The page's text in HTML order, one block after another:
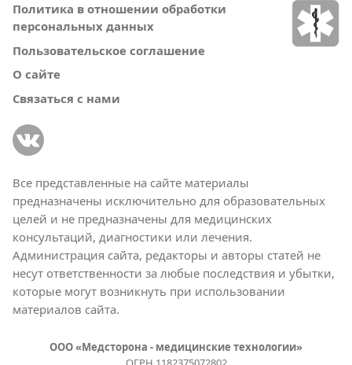
Политика в отношении обработки
персональных данных
Пользовательское соглашение
О сайте
Связаться с нами
Все представленные на сайте материалы
предназначены исключительно для образовательных
целей и не предназначены для медицинских
консультаций, диагностики или лечения.
Администрация сайта, редакторы и авторы статей не
несут ответственности за любые последствия и убытки,
которые могут возникнуть при использовании
материалов сайта.
ООО «Медсторона - медицинские технологии»